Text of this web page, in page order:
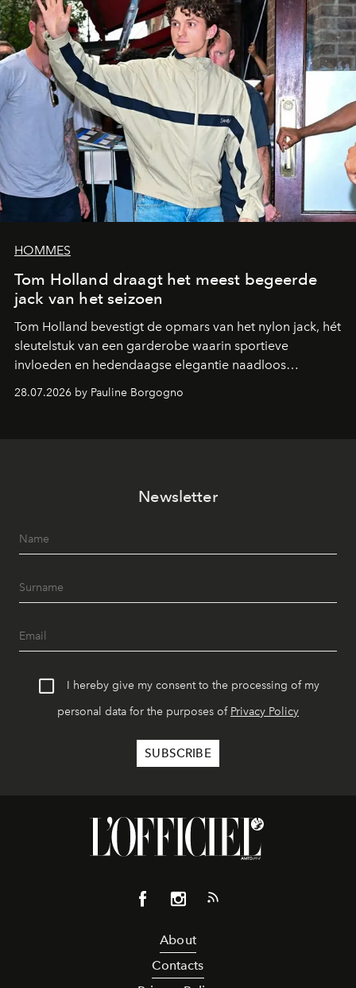
HOMMES
Tom Holland draagt het meest begeerde
jack van het seizoen
Tom Holland bevestigt de opmars van het nylon jack, hét
sleutelstuk van een garderobe waarin sportieve
invloeden en hedendaagse elegantie naadloos
samenkomen.
28.07.2026 by Pauline Borgogno
Newsletter
I hereby give my consent to the processing of my
personal data for the purposes of Privacy Policy
About
Contacts